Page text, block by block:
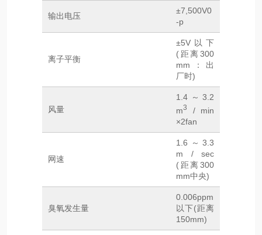
输出电压
±7,500V0
-p
离子平衡
±5V以下
(距离300
mm：出
厂时)
风量
1.4～3.2
m3
/ min
×2fan
网速
1.6～3.3
m / sec
(距离300
mm中央)
臭氧发生量
0.006ppm
以下(距离
150mm)